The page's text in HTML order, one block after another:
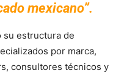
mexicano”.
su estructura de
por marca,
consultores técnicos y